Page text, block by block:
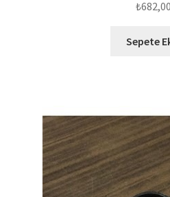
₺682,00
Sepete